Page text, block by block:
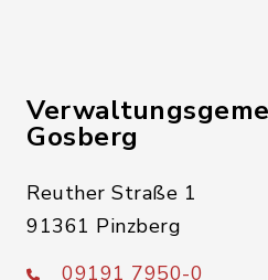
Gosberg
Reuther Straße 1
91361 Pinzberg
09191 7950-0